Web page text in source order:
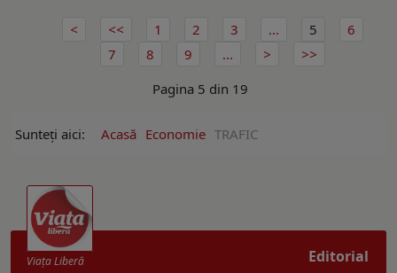
1 2 3 ... 5
6
7
8 9
...
Pagina 5 din 19
Sunteți aici: Acasă Economie TRAFIC
Editorial
Viaţa Liberă